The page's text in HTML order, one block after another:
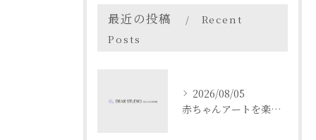
最近の投稿
Recent
Posts
2026/08/05
赤ちゃんアートを楽しむ愛知県名古屋市瀬戸市でベビーフォト体験ガイド